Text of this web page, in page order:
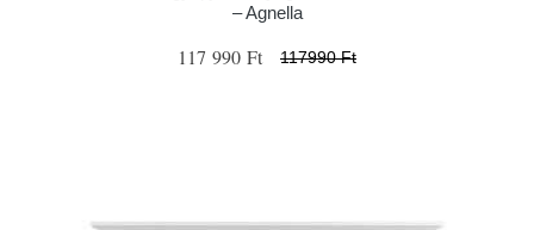
– Agnella
117 990 Ft 117990 Ft